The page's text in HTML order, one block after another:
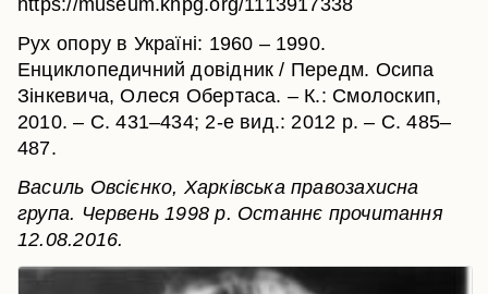
https://museum.khpg.org/1113917338
Рух опору в Україні: 1960 – 1990.
Енциклопедичний довідник / Передм. Осипа
Зінкевича, Олеся Обертаса. – К.: Смолоскип,
2010. – С. 431–434; 2-е вид.: 2012 р. – С. 485–
487.
Василь Овсієнко, Харківська правозахисна
група. Червень 1998 р. Останнє прочитання
12.08.2016.